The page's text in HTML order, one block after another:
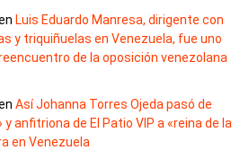
Luis Eduardo Manresa, dirigente con
y triquiñuelas en Venezuela, fue uno
de la oposición venezolana
Así Johanna Torres Ojeda pasó de
anfitriona de El Patio VIP a «reina de la
en Venezuela